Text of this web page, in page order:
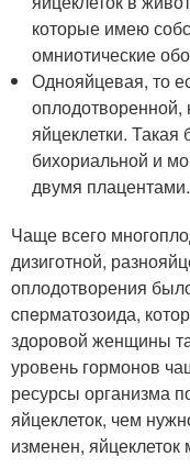
которые имею
омниотические
Однояйцевая, то
яйцеклетки.
бихориальной и
двумя плацентами.
Чаще всего
дизиготной,
оплодотворения
cпepматозоида,
здоровой женщины
уровень гормонов
ресурсы организма
яйцеклеток, чем
изменен,